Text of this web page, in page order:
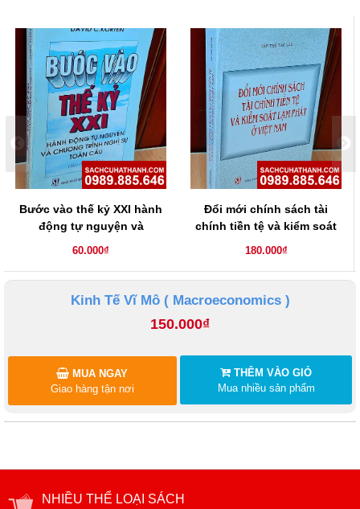
Bước vào thế kỷ XXI hành
động tự nguyện và
chương trình nghị sự toàn
60.000₫
Đổi mới chính sách tài
chính tiền tệ và kiểm soát
lạm phát ở Việt Nam
180.000₫
Kinh Tế Vĩ Mô ( Macroeconomics )
150.000₫
THÊM VÀO GIỎ
Mua nhiều sản phẩm
MUA NGAY
Giao hàng tận nơi
NHIỀU THỂ LOẠI SÁCH